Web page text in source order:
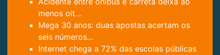
menos oit...
Mega 30 anos: duas apostas acertam os
seis números...
Internet chega a 72% das escolas públicas